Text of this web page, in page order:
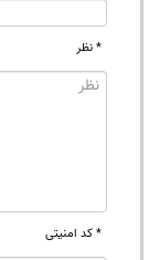
* نظر
* کد امنیتی